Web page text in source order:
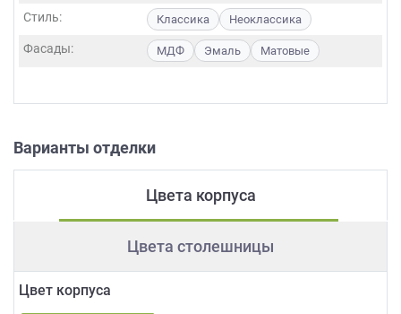
Стиль: Классика Неоклассика
Фасады: МДФ Эмаль Матовые
Варианты отделки
Цвета корпуса
Цвета столешницы
Цвет корпуса